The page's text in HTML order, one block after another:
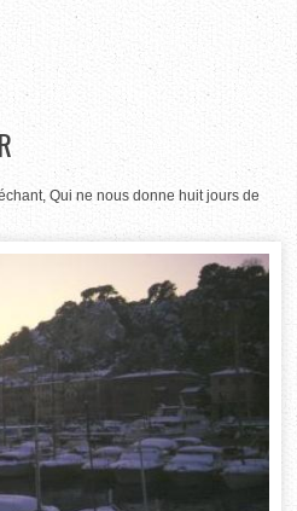
Qui ne nous donne huit jours de